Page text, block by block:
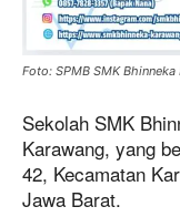
Foto: SPMB SMK
Sekolah SMK
Karawang, yang
42, Kecamatan
Jawa Barat.